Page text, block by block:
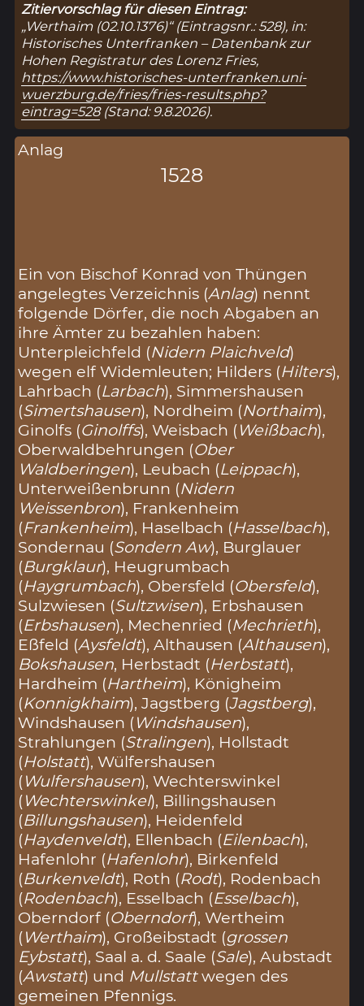
Zitiervorschlag für diesen Eintrag:
„Werthaim (02.10.1376)“ (Eintragsnr.: 528), in:
Historisches Unterfranken – Datenbank zur
Hohen Registratur des Lorenz Fries,
https://www.historisches-unterfranken.uni-
wuerzburg.de/fries/fries-results.php?
eintrag=528(Stand: 9.8.2026).
Anlag
1528
Ein von Bischof Konrad von Thüngen
angelegtes Verzeichnis (Anlag) nennt
folgende Dörfer, die noch Abgaben an
ihre Ämter zu bezahlen haben:
Unterpleichfeld (Nidern Plaichveld)
wegen elf Widemleuten; Hilders (Hilters),
Lahrbach (Larbach), Simmershausen
(Simertshausen), Nordheim (Northaim),
Ginolfs (Ginolffs), Weisbach (Weißbach),
Oberwaldbehrungen (Ober
Waldberingen), Leubach (Leippach),
Unterweißenbrunn (Nidern
Weissenbron), Frankenheim
(Frankenheim), Haselbach (Hasselbach),
Sondernau (Sondern Aw), Burglauer
(Burgklaur), Heugrumbach
(Haygrumbach), Obersfeld (Obersfeld),
Sulzwiesen (Sultzwisen), Erbshausen
(Erbshausen), Mechenried (Mechrieth),
Eßfeld (Aysfeldt), Althausen (Althausen),
Bokshausen, Herbstadt (Herbstatt),
Hardheim (Hartheim), Königheim
(Konnigkhaim), Jagstberg (Jagstberg),
Windshausen (Windshausen),
Strahlungen (Stralingen), Hollstadt
(Holstatt), Wülfershausen
(Wulfershausen), Wechterswinkel
(Wechterswinkel), Billingshausen
(Billungshausen), Heidenfeld
(Haydenveldt), Ellenbach (Eilenbach),
Hafenlohr (Hafenlohr), Birkenfeld
(Burkenveldt), Roth (Rodt), Rodenbach
(Rodenbach), Esselbach (Esselbach),
Oberndorf (Oberndorf), Wertheim
(Werthaim), Großeibstadt (grossen
Eybstatt), Saal a. d. Saale (Sale), Aubstadt
(Awstatt) und Mullstattwegen des
gemeinen Pfennigs.